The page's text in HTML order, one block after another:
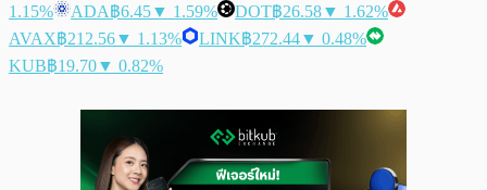
1.15%
ADA฿6.45▼ 1.59% DOT฿26.58▼ 1.62%
AVAX฿212.56▼ 1.13% LINK฿272.44▼ 0.48%
KUB฿19.70▼ 0.82%